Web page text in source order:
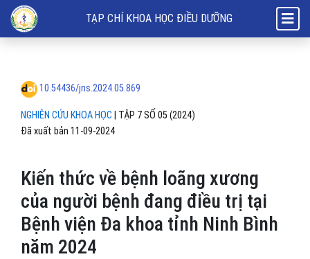
Kiến thức về bệnh loãng xương của người bệnh đang điều trị tại
TẠP CHÍ KHOA HỌC ĐIỀU DƯỠNG
NGHIÊN CỨU KHOA HỌC TẬP 7 SỐ 05 (2024)
Kiến thức về bệnh loãng xương
của người bệnh đang điều trị tại
Bệnh viện Đa khoa tỉnh Ninh Bình
năm 2024
10.54436/jns.2024.05.869
Đã xuất bản 11-09-2024